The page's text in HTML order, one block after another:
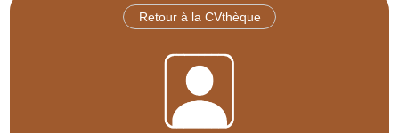
Retour à la CVthèque